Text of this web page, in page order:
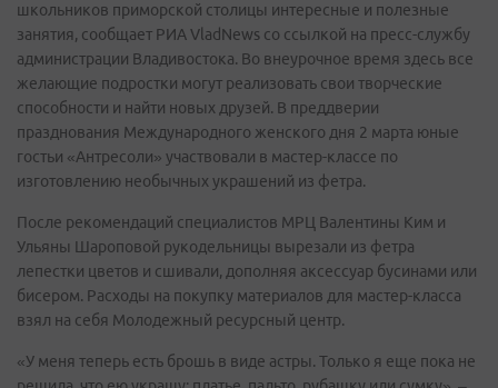
школьников приморской столицы интересные и полезные
занятия, сообщает РИА VladNews со ссылкой на пресс-службу
администрации Владивостока. Во внеурочное время здесь все
желающие подростки могут реализовать свои творческие
способности и найти новых друзей. В преддверии
празднования Международного женского дня 2 марта юные
гостьи «Антресоли» участвовали в мастер-классе по
изготовлению необычных украшений из фетра.
После рекомендаций специалистов МРЦ Валентины Ким и
Ульяны Шароповой рукодельницы вырезали из фетра
лепестки цветов и сшивали, дополняя аксессуар бусинами или
бисером. Расходы на покупку материалов для мастер-класса
взял на себя Молодежный ресурсный центр.
«У меня теперь есть брошь в виде астры. Только я еще пока не